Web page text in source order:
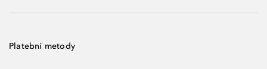
Platební metody